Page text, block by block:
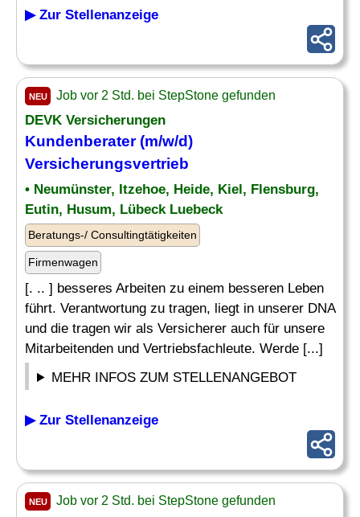
▶ Zur Stellenanzeige
NEU Job vor 2 Std. bei StepStone gefunden
DEVK Versicherungen
Kundenberater (m/w/d)
Versicherungsvertrieb
• Neumünster, Itzehoe, Heide, Kiel, Flensburg,
Eutin, Husum, Lübeck Luebeck
Beratungs-/ Consultingtätigkeiten
Firmenwagen
[. .. ] besseres Arbeiten zu einem besseren Leben
führt. Verantwortung zu tragen, liegt in unserer DNA
und die tragen wir als Versicherer auch für unsere
Mitarbeitenden und Vertriebsfachleute. Werde [...]
MEHR INFOS ZUM STELLENANGEBOT
▶ Zur Stellenanzeige
NEU Job vor 2 Std. bei StepStone gefunden